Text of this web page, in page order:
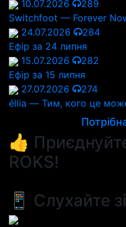
10.07.2026
289
Switchfoot — Forever
24.07.2026
284
Ефір за 24 липня
15.07.2026
282
Ефір за 15 липня
27.07.2026
274
éllia — Тим, кого це
👍
ROKS!
📱 Слухайте